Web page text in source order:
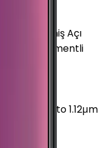
Ekstra Geniş Açı
Piksel 5 Elementli
Telephoto 1.12μm